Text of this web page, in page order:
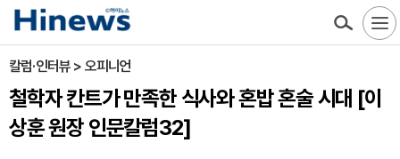
칼럼·인터뷰 > 오피니언
철학자 칸트가 만족한 식사와 혼밥 혼술 시대 [이
상훈 원장 인문칼럼32]